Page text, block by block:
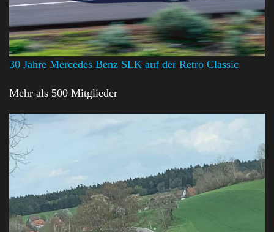
30 Jahre Mercedes Benz SLK auf der Retro Classic
Mehr als 500 Mitglieder